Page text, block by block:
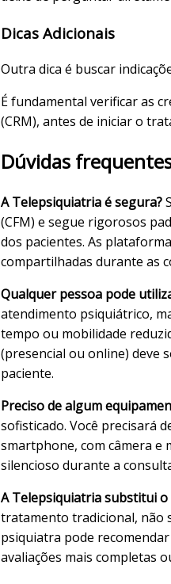
Dicas Adicionais
Outra dica é buscar
É fundamental verificar as
(CRM), antes de iniciar o
Dúvidas
A Telepsiquiatria é segura?
(CFM) e segue rigorosos
dos pacientes. As
compartilhadas durante as
Qualquer pessoa pode
atendimento psiquiátrico,
tempo ou mobilidade
(presencial ou online) deve
paciente.
Preciso de algum
sofisticado. Você precisará
smartphone, com câmera
silencioso durante a
A Telepsiquiatria substitui
tratamento tradicional, não
psiquiatra pode
avaliações mais completas